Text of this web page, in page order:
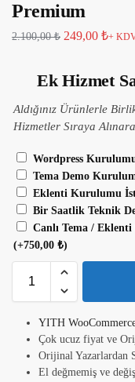
Premium
2.100,00₺ 249,00 ₺+
Ek Hizmet
Aldığınız Ürünlerle
Hizmetler Sıraya
Wordpress
Tema Demo
Eklenti Kurulumu
Bir Saatlik Teknik
Canlı Tema /
(+750,00 ₺)
YITH
Çok ucuz fiyat ve
Orijinal Yazarlardan
El değmemiş ve